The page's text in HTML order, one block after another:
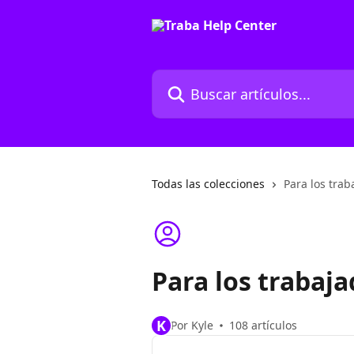
Buscar artículos...
Todas las colecciones Para los
Para los
K Por Kyle 108 artículos